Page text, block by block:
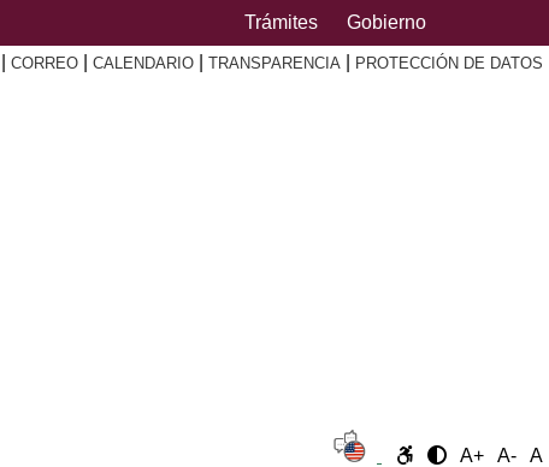
Trámites Gobierno
CORREO CALENDARIO TRANSPARENCIA PROTECCIÓN DE DATOS
A+ A- A